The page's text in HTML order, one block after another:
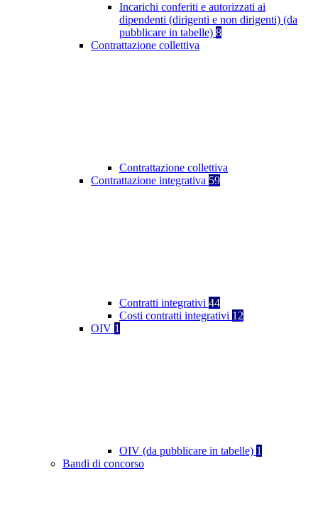
Incarichi conferiti e autorizzati ai
dipendenti (dirigenti e non dirigenti) (da
pubblicare in tabelle) 8
Contrattazione collettiva
Contrattazione collettiva
Contrattazione integrativa 59
Contratti integrativi 44
Costi contratti integrativi 12
OIV 1
OIV (da pubblicare in tabelle) 1
Bandi di concorso